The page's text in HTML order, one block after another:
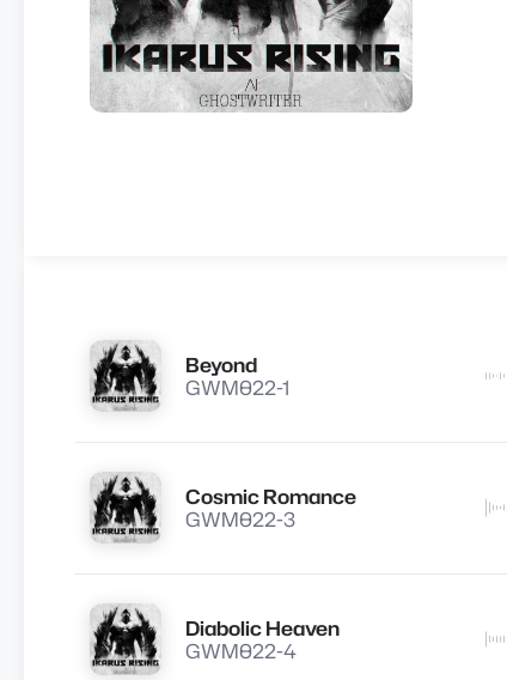
Lire
Beyond
GWM022-1
Lire
Cosmic Romance
GWM022-3
Lire
Diabolic Heaven
GWM022-4